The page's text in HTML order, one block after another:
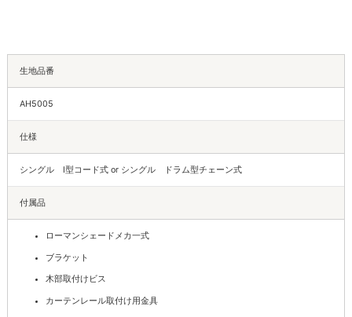
生地品番
AH5005
仕様
シングル I型コード式 or シングル ドラム型チェーン式
付属品
ローマンシェードメカ一式
ブラケット
木部取付けビス
カーテンレール取付け用金具